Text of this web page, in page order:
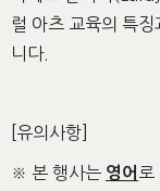
럴 아츠 교육의 특
니다.
[유의사항]
※ 본 행사는 영어 로